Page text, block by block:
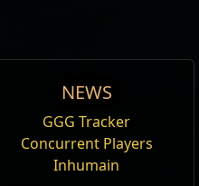
Éditer
theScionwas exiled
NEWS
GGG Tracker
Concurrent Players
Inhumain